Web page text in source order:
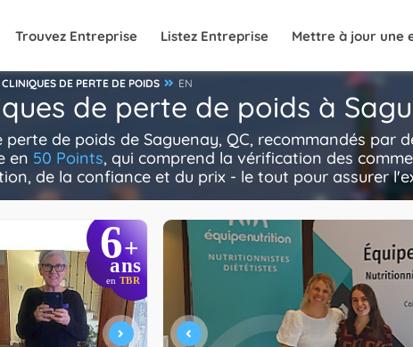
Trouvez Entreprise Listez Entreprise Mettre à jour une
CLINIQUES DE PERTE DE POIDS EN
de perte de poids à
perte de poids de Saguenay, QC, recommandés
en 50 Points, qui comprend la vérification des
de la confiance et du prix - le tout pour assurer
6+
ans
en TBR